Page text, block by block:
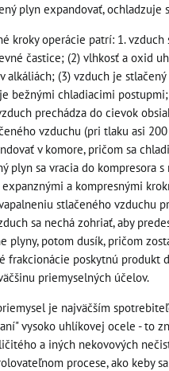
plyn expandovať, ochladzuje
kroky operácie patrí: 1. vzduch
častice; (2) vlhkosť a oxid
alkáliách; (3) vzduch je
bežnými chladiacimi
prechádza do cievok
vzduchu (pri tlaku asi
v komore, pričom sa
plyn sa vracia do kompresora
a kompresnými
stlačeného vzduchu
sa nechá zohriať, aby
plyny, potom dusík, pričom
frakcionácie poskytnú produkt
priemyselných účelov.
je najväčším
vysoko uhlíkovej ocele - to
a iných nekovových
procese, ako keby